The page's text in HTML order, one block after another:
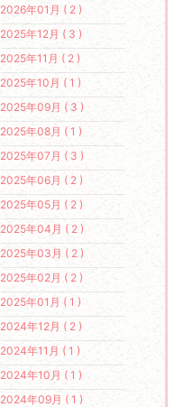
2026年01月 ( 2 )
2025年12月 ( 3 )
2025年11月 ( 2 )
2025年10月 ( 1 )
2025年09月 ( 3 )
2025年08月 ( 1 )
2025年07月 ( 3 )
2025年06月 ( 2 )
2025年05月 ( 2 )
2025年04月 ( 2 )
2025年03月 ( 2 )
2025年02月 ( 2 )
2025年01月 ( 1 )
2024年12月 ( 2 )
2024年11月 ( 1 )
2024年10月 ( 1 )
2024年09月 ( 1 )